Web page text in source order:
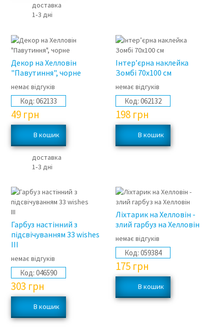
доставка
1‑3 дні
Декор на Хелловін
"Павутиння", чорне
немає відгуків
Код: 062133
49 грн
доставка
1‑3 дні
Інтер’єрна наклейка
Зомбі 70х100 см
немає відгуків
Код: 062132
198 грн
Гарбуз настінний з
підсвічуванням 33 wishes
III
немає відгуків
Код: 046590
303 грн
Ліхтарик на Хелловін -
злий гарбуз на Хелловін
немає відгуків
Код: 059384
175 грн